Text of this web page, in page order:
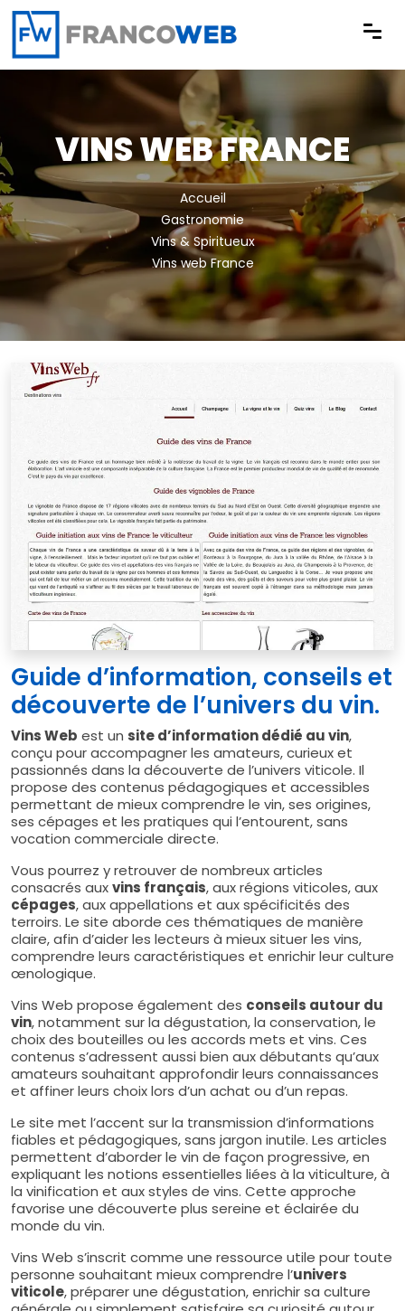
Panneau de gestion des cookies
VINS WEB FRANCE
Accueil
Gastronomie
Vins & Spiritueux
Vins web France
Guide d’information, conseils et
découverte de l’univers du vin.
Vins Web est un site d’information dédié au vin,
conçu pour accompagner les amateurs, curieux et
passionnés dans la découverte de l’univers viticole. Il
propose des contenus pédagogiques et accessibles
permettant de mieux comprendre le vin, ses origines,
ses cépages et les pratiques qui l’entourent, sans
vocation commerciale directe.
Vous pourrez y retrouver de nombreux articles
consacrés auxvins français, aux régions viticoles, aux
cépages, aux appellations et aux spécificités des
terroirs. Le site aborde ces thématiques de manière
claire, afin d’aider les lecteurs à mieux situer les vins,
comprendre leurs caractéristiques et enrichir leur culture
œnologique.
Vins Web propose également des conseils autour du
vin, notamment sur la dégustation, la conservation, le
choix des bouteilles ou les accords mets et vins. Ces
contenus s’adressent aussi bien aux débutants qu’aux
amateurs souhaitant approfondir leurs connaissances
et affiner leurs choix lors d’un achat ou d’un repas.
Le site met l’accent sur la transmission d’informations
fiables et pédagogiques, sans jargon inutile. Les articles
permettent d’aborder le vin de façon progressive, en
expliquant les notions essentielles liées à la viticulture, à
la vinification et aux styles de vins. Cette approche
favorise une découverte plus sereine et éclairée du
monde du vin.
Vins Web s’inscrit comme une ressource utile pour toute
personne souhaitant mieux comprendre l’univers
viticole, préparer une dégustation, enrichir sa culture